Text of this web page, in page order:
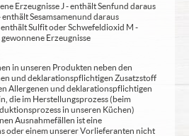
Erzeugnisse J - enthält Senf und daraus
Sesamsamen und daraus
Sulfit oder Schwefeldioxid M -
Erzeugnisse
in unseren Produkten neben den
und deklarationspflichtigen Zusatzstoff
Allergenen und deklarationspflichtigen
die im Herstellungsprozess (beim
in unseren Küchen)
Ausnahmefällen ist eine
oder einem unserer Vorlieferanten nicht